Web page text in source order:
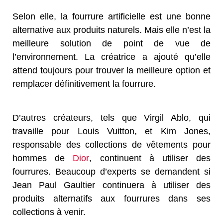
Selon elle, la fourrure artificielle est une bonne
alternative aux produits naturels. Mais elle n’est la
meilleure solution de point de vue de
l’environnement. La créatrice a ajouté qu’elle
attend toujours pour trouver la meilleure option et
remplacer définitivement la fourrure.
D’autres créateurs, tels que Virgil Ablo, qui
travaille pour Louis Vuitton, et Kim Jones,
responsable des collections de vêtements pour
hommes de Dior, continuent à utiliser des
fourrures. Beaucoup d’experts se demandent si
Jean Paul Gaultier continuera à utiliser des
produits alternatifs aux fourrures dans ses
collections à venir.